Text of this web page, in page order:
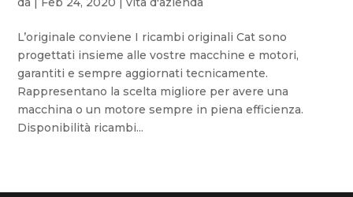
L’originale conviene I ricambi originali Cat sono
progettati insieme alle vostre macchine e motori,
garantiti e sempre aggiornati tecnicamente.
Rappresentano la scelta migliore per avere una
macchina o un motore sempre in piena efficienza.
Disponibilità ricambi...